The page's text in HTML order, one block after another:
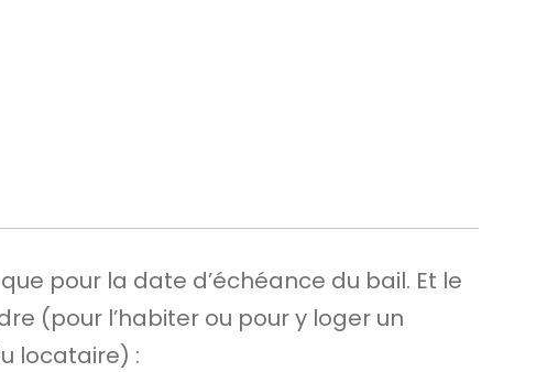
pour la date d’échéance du bail. Et le
(pour l’habiter ou pour y loger un
locataire) :